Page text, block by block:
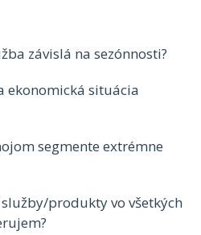
závislá na sezónnosti?
ekonomická situácia
segmente extrémne
produkty vo všetkých